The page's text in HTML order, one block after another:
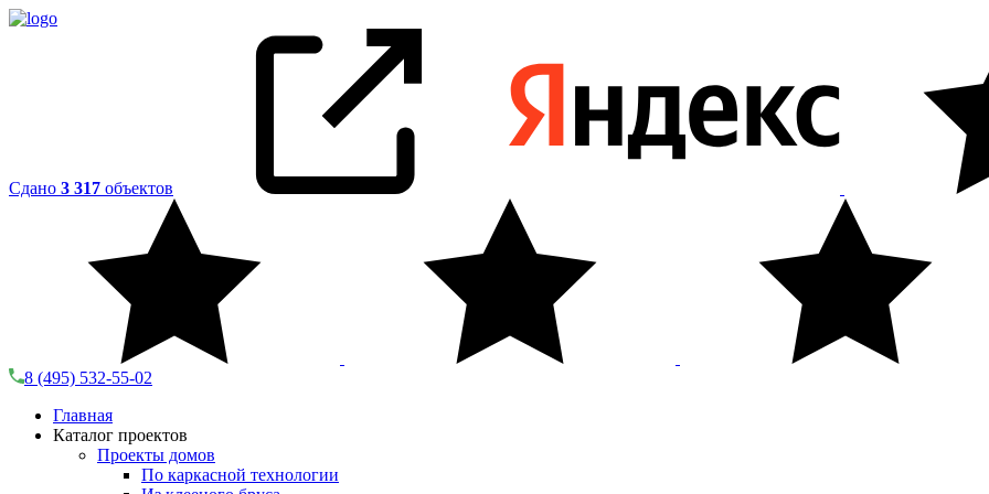
Сдано 3 317 объектов
8 (495) 532-55-02
Главная
Каталог проектов
Проекты домов
По каркасной технологии